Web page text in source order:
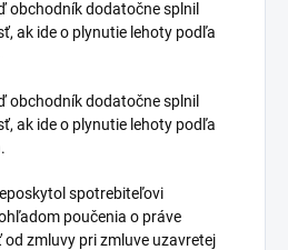
obchodník dodatočne splnil
ak ide o plynutie lehoty podľa
obchodník dodatočne splnil
ak ide o plynutie lehoty podľa
spotrebiteľovi
poučenia o práve
zmluvy pri zmluve uzavretej